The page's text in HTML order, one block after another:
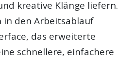
kreative Klänge liefern.
in den Arbeitsablauf
das erweiterte
schnellere, einfachere